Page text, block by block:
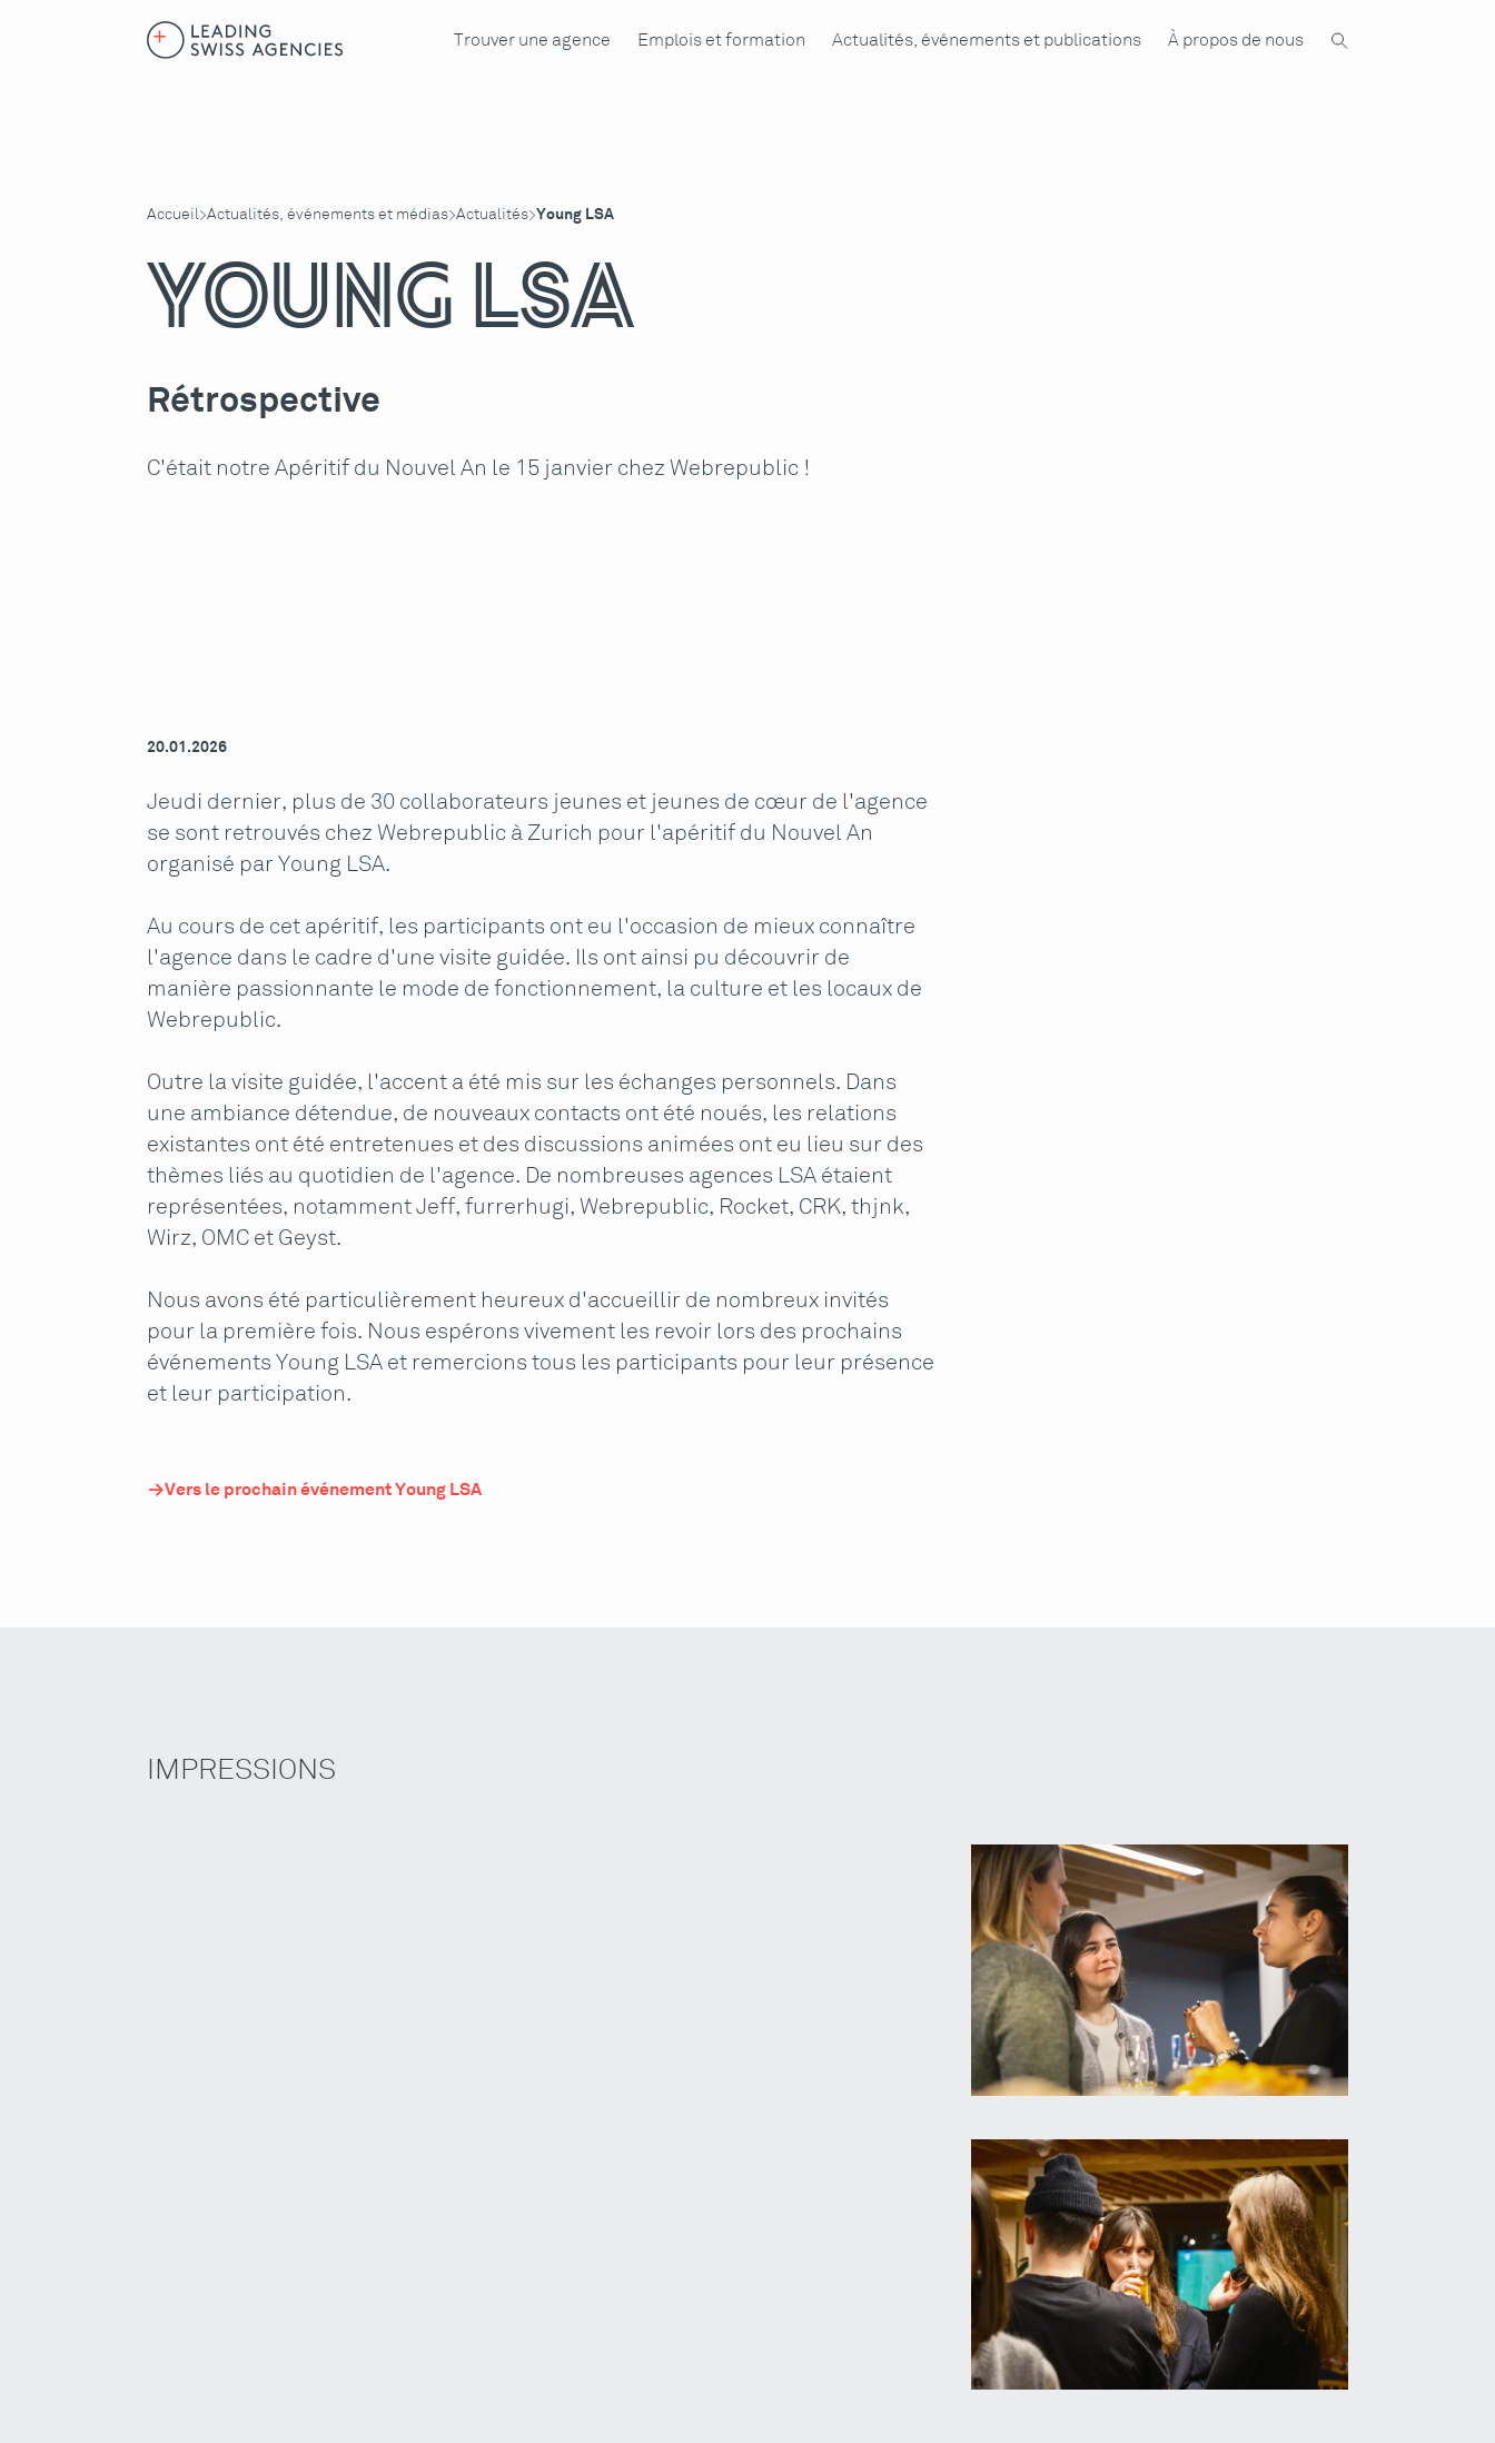
Trouver une agence Emplois et formation Actualités, événements et publications À propos de nous
Accueil>Actualités, événements et médias>Actualités>Young LSA
Young LSA
Rétrospective
C'était notre Apéritif du Nouvel An le 15 janvier chez Webrepublic !
20.01.2026
Jeudi dernier, plus de 30 collaborateurs jeunes et jeunes de cœur de l'agence
se sont retrouvés chez Webrepublic à Zurich pour l'apéritif du Nouvel An
organisé par Young LSA.
Au cours de cet apéritif, les participants ont eu l'occasion de mieux connaître
l'agence dans le cadre d'une visite guidée. Ils ont ainsi pu découvrir de
manière passionnante le mode de fonctionnement, la culture et les locaux de
Webrepublic.
Outre la visite guidée, l'accent a été mis sur les échanges personnels. Dans
une ambiance détendue, de nouveaux contacts ont été noués, les relations
existantes ont été entretenues et des discussions animées ont eu lieu sur des
thèmes liés au quotidien de l'agence. De nombreuses agences LSA étaient
représentées, notamment Jeff, furrerhugi, Webrepublic, Rocket, CRK, thjnk,
Wirz, OMC et Geyst.
Nous avons été particulièrement heureux d'accueillir de nombreux invités
pour la première fois. Nous espérons vivement les revoir lors des prochains
événements Young LSA et remercions tous les participants pour leur présence
et leur participation.
Vers le prochain événement Young LSA
IMPRESSIONS